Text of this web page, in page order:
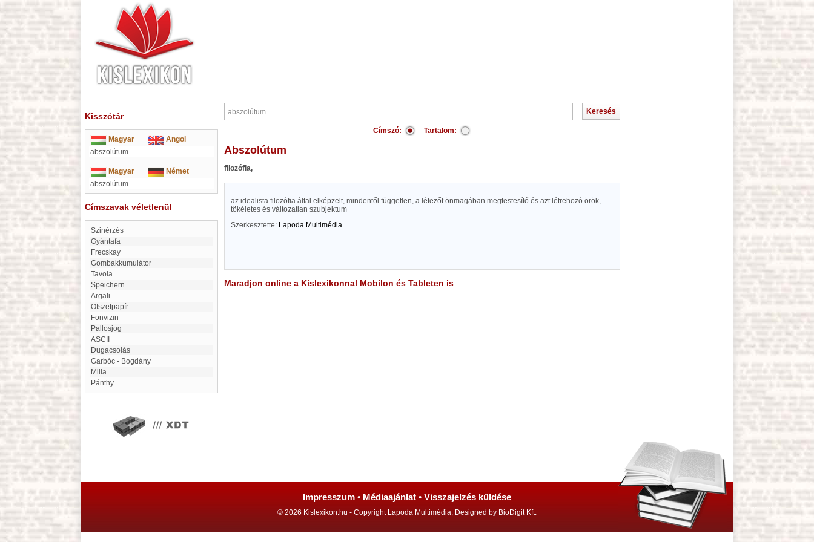
Kisszótár
Magyar
Angol
abszolútum...
----
Magyar
Német
abszolútum...
----
Címszavak véletlenül
Szinérzés
Gyántafa
Frecskay
gombakkumulátor
Tavola
Speichern
argali
Ofszetpapír
Fonvizin
Pallosjog
ASCII
Dugacsolás
Garbóc - Bogdány
Milla
Pánthy
Címszó: Tartalom:
abszolútum
filozófia,
az idealista filozófia által elképzelt, mindentől független, a létezőt önmagában megtestesítő és azt létrehozó örök,
tökéletes és változatlan szubjektum
Szerkesztette: Lapoda Multimédia
Maradjon online a Kislexikonnal Mobilon és Tableten is
Impresszum • Médiaajánlat • Visszajelzés küldése
© 2026 Kislexikon.hu - Copyright Lapoda Multimédia, Designed by BioDigit Kft.